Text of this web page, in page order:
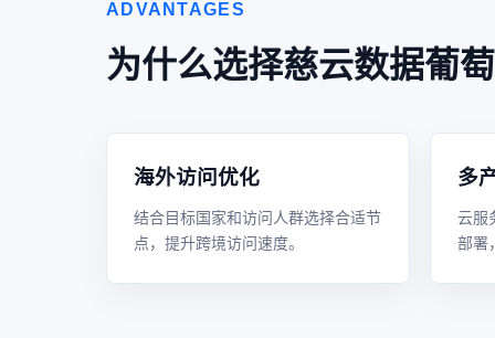
ADVANTAGES
为什么选择慈云数据葡
海外访问优化
结合目标国家和访问人群选择合适节
点，提升跨境访问速度。
多
云服
部署